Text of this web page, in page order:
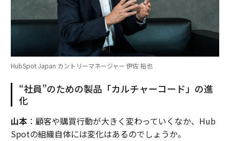
HubSpot Japan カントリーマネージャー 伊佐 裕也
“社員”のための製品「カルチャーコード」の進
化
山本：顧客や購買行動が大きく変わっていくなか、Hub
Spotの組織自体には変化はあるのでしょうか。